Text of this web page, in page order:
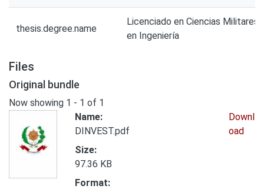
thesis.degree.name
Licenciado en Ciencias Militares
en Ingeniería
Files
Original bundle
Now showing 1 - 1 of 1
Name:
DINVEST.pdf
Size:
97.36 KB
Format:
Downl
oad